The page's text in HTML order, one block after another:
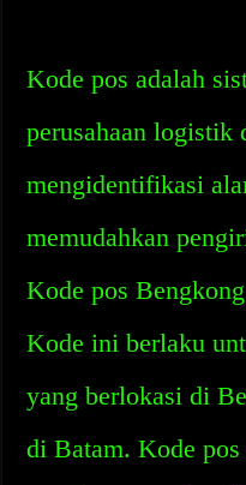
Kode pos adalah
perusahaan logistik
mengidentifikasi
memudahkan
Kode pos
Kode ini berlaku
yang berlokasi di
di Batam. Kode